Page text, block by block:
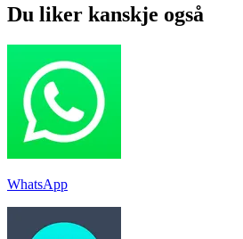
Du liker kanskje også
WhatsApp